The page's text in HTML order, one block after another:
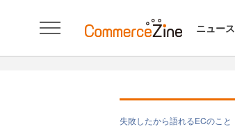
ニュース
失敗したから語れるECのこと